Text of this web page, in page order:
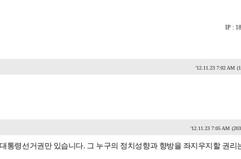
IP :
'12.11.23 7:02 AM
'12.11.23 7:05 AM
통령선거권만 있습니다. 그 누구의 정치성향과 향방을 좌지우지할 권리